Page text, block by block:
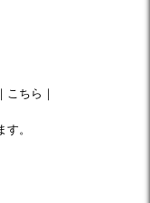
こちら ｜
。